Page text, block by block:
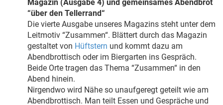
Magazin (Ausgabe 4) und gemeinsames Abendbrot
“über den Tellerrand“
Die vierte Ausgabe unseres Magazins steht unter dem
Leitmotiv “Zusammen“. Blättert durch das Magazin
gestaltet von Hüftstern und kommt dazu am
Abendbrottisch oder im Biergarten ins Gespräch.
Beide Orte tragen das Thema “Zusammen“ in den
Abend hinein.
Nirgendwo wird Nähe so unaufgeregt geteilt wie am
Abendbrottisch. Man teilt Essen und Gespräche und